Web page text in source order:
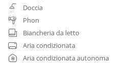
Doccia
Phon
Biancheria da letto
Aria condizionata
Aria condizionata autonoma